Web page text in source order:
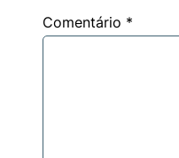
Comentário *